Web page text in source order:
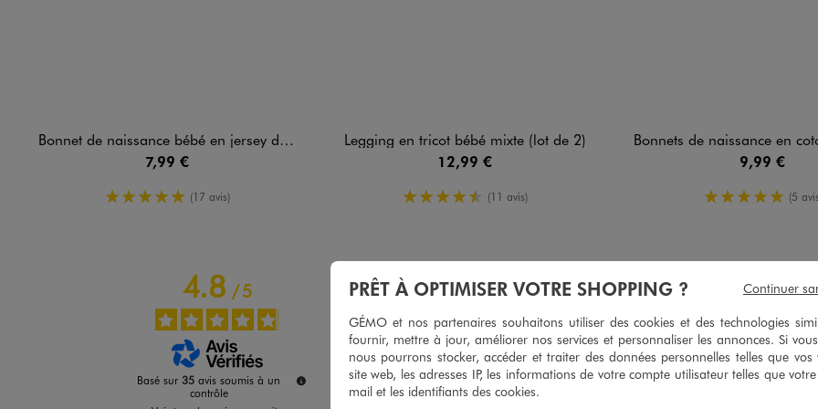
Bonnet de naissance bébé en jersey de coton (lot de 2)
7,99 €
5/5 de moyenne
(17 avis)
Legging en tricot bébé mixte (lot de 2)
12,99 €
4.5/5 de moyenne
(11 avis)
Bonnets de naissance en
9,99 €
5/5 de
(5
4.8/5
Basé sur35 avis soumis à un
contrôle
4/5
pratique
Avis du05/08/2026 , suite à une expérience du23/07/2026 par
Utile(0) Signaler
PRÊT À OPTIMISER VOTRE SHOPPING ?
GÉMO et nos partenaires souhaitons utiliser des cookies et des technologies
fournir, mettre à jour, améliorer nos services et personnaliser les annonces. Si
nous pourrons stocker, accéder et traiter des données personnelles telles que vos
site web, les adresses IP, les informations de votre compte utilisateur telles que
mail et les identifiants des cookies.
Continuer